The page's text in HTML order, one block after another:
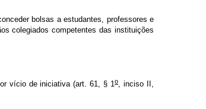
bolsas a estudantes, professores e
colegiados competentes das instituições
vício de iniciativa (art. 61, § 1o, inciso II,